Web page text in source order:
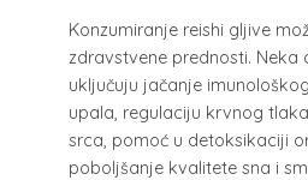
Konzumiranje reishi gljive
zdravstvene prednosti. Neka
uključuju jačanje
upala, regulaciju krvnog
srca, pomoć u detoksikaciji
poboljšanje kvalitete sna i